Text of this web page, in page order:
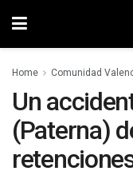
Home Comunidad
Un
(Paterna)